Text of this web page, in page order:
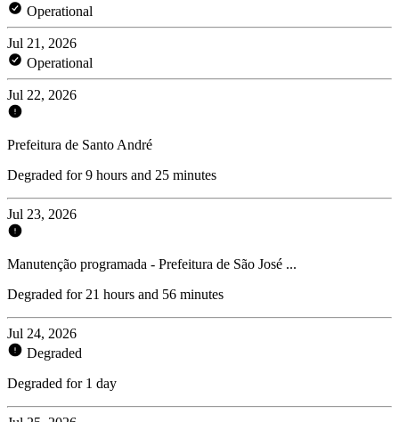
Operational
Jul 21, 2026
Operational
Jul 22, 2026
Prefeitura de Santo André
Degraded for 9 hours and 25 minutes
Jul 23, 2026
Manutenção programada - Prefeitura de São José ...
Degraded for 21 hours and 56 minutes
Jul 24, 2026
Degraded
Degraded for 1 day